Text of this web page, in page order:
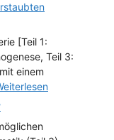
[Teil 1:
Teil 3:
einem